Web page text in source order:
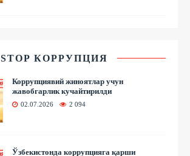
STOP КОРРУПЦИЯ
Коррупциявий жиноятлар учун
жавобгарлик кучайтирилди
02.07.2026 2 094
Ўзбекистонда коррупцияга қарши